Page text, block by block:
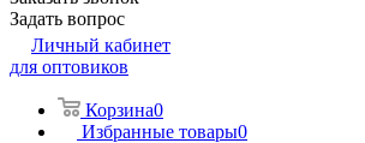
Задать вопрос
Личный кабинет
для оптовиков
Корзина0
Избранные товары0